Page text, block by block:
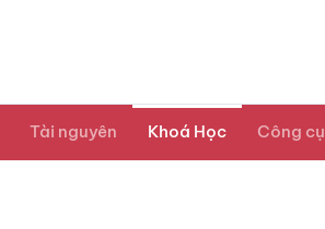
Tài nguyên Khoá Học Công cụ